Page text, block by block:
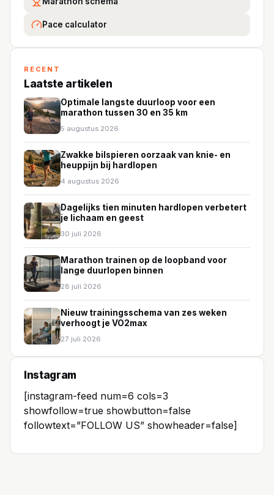
Pace calculator
RECENT
Laatste artikelen
Optimale langste duurloop voor een
marathon tussen 30 en 35 km
5 augustus 2026
Zwakke bilspieren oorzaak van knie- en
heuppijn bij hardlopen
4 augustus 2026
Dagelijks tien minuten hardlopen verbetert
je lichaam en geest
30 juli 2026
Marathon trainen op de loopband voor
lange duurlopen binnen
28 juli 2026
Nieuw trainingsschema van zes weken
verhoogt je VO2max
27 juli 2026
Instagram
[instagram-feed num=6 cols=3
showfollow=true showbutton=false
followtext=”FOLLOW US” showheader=false]